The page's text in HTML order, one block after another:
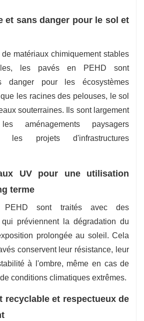
et sans danger pour le sol et
matériaux chimiquement stables
les pavés en PEHD sont
danger pour les écosystèmes
les racines des pelouses, le sol
souterraines. Ils sont largement
aménagements paysagers
les projets d'infrastructures
UV pour une utilisation
terme
sont traités avec des
préviennent la dégradation du
prolongée au soleil. Cela
conservent leur résistance, leur
à l'ombre, même en cas de
conditions climatiques extrêmes.
recyclable et respectueux de